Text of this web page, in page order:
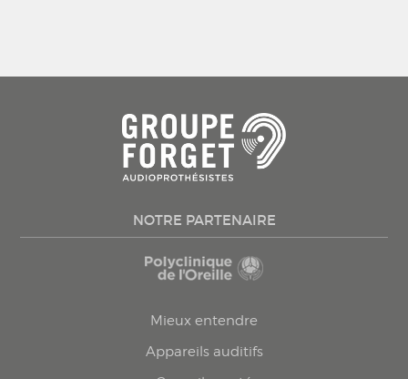
NOTRE PARTENAIRE
Mieux entendre
Appareils auditifs